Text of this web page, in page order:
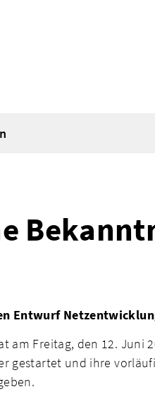
Entwurf
am Freitag, den 12. Juni
gestartet und ihre